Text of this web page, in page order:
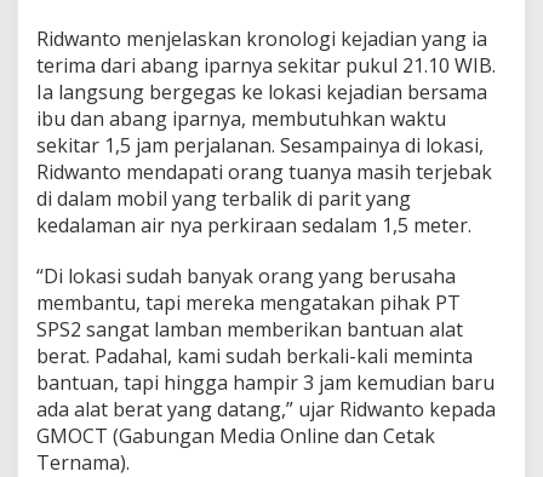
K
e
c
e
l
a
k
a
a
n
r
i
t
k
L
a
m
Ridwanto menjelaskan kronologi kejadian yang ia
terima dari abang iparnya sekitar pukul 21.10 WIB.
Ia langsung bergegas ke lokasi kejadian bersama
ibu dan abang iparnya, membutuhkan waktu
sekitar 1,5 jam perjalanan. Sesampainya di lokasi,
Ridwanto mendapati orang tuanya masih terjebak
di dalam mobil yang terbalik di parit yang
kedalaman air nya perkiraan sedalam 1,5 meter.
“Di lokasi sudah banyak orang yang berusaha
membantu, tapi mereka mengatakan pihak PT
SPS2 sangat lamban memberikan bantuan alat
berat. Padahal, kami sudah berkali-kali meminta
bantuan, tapi hingga hampir 3 jam kemudian baru
ada alat berat yang datang,” ujar Ridwanto kepada
GMOCT (Gabungan Media Online dan Cetak
Ternama).